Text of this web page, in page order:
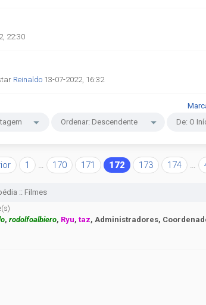
22:30
Reinaldo 13-07-2022, 16:32
1 … 170 171 172 173 174 …
,rodolfoalbiero, Ryu,taz, Administradores,